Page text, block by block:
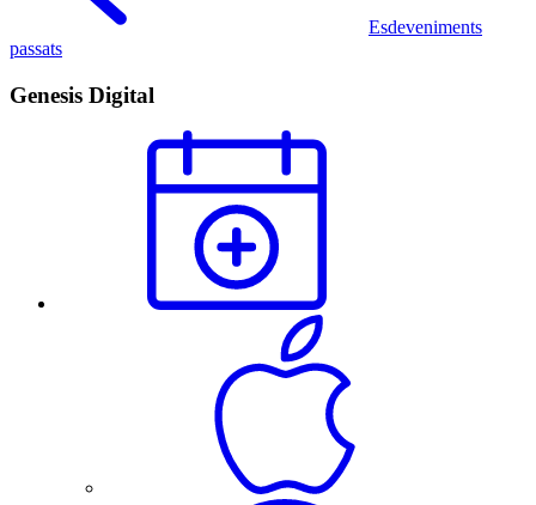
Esdeveniments
passats
Genesis Digital